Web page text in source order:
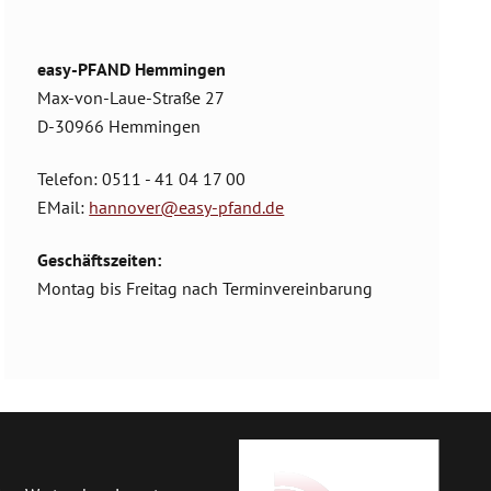
easy-PFAND Hemmingen
Max-von-Laue-Straße 27
D-30966 Hemmingen
Telefon: 0511 - 41 04 17 00
EMail: hannover@easy-pfand.de
Geschäftszeiten:
Montag bis Freitag nach Terminvereinbarung